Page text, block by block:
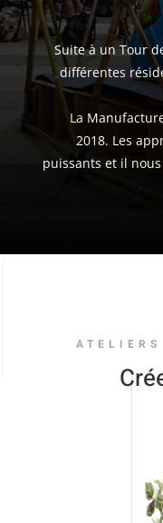
Suite à un Tour
différentes
La
2018. Les
puissants et il
ATELIERS